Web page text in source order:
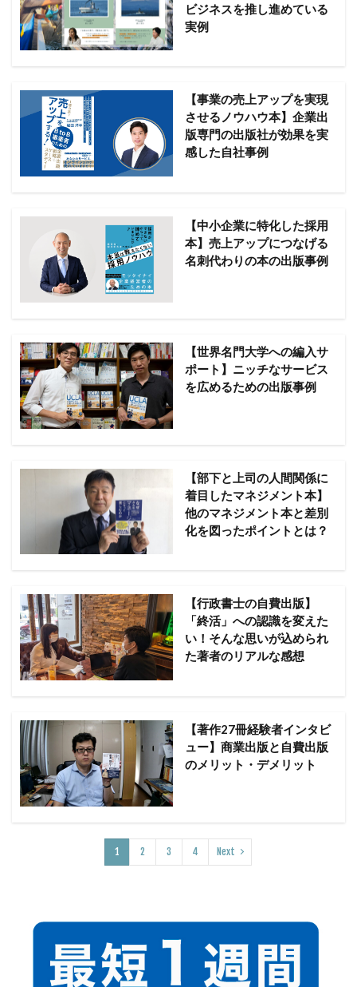
ビジネスを推し進めている
実例
【事業の売上アップを実現
させるノウハウ本】企業出
版専門の出版社が効果を実
感した自社事例
【中小企業に特化した採用
本】売上アップにつなげる
名刺代わりの本の出版事例
【世界名門大学への編入サ
ポート】ニッチなサービス
を広めるための出版事例
【部下と上司の人間関係に
着目したマネジメント本】
他のマネジメント本と差別
化を図ったポイントとは？
【行政書士の自費出版】
「終活」への認識を変えた
い！そんな思いが込められ
た著者のリアルな感想
【著作27冊経験者インタビ
ュー】商業出版と自費出版
のメリット・デメリット
1 2 3 4 Next